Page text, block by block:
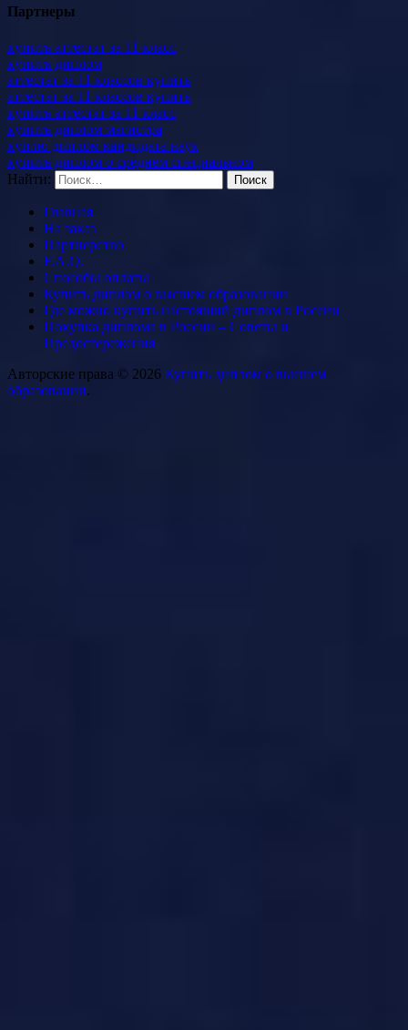
Партнеры
купить аттестат за 11 класс
купить диплом
аттестат за 11 классов купить
аттестат за 11 классов купить
купить аттестат за 11 класс
купить диплом магистра
куплю диплом кандидата наук
купить диплом о среднем специальном
Найти:
Главная
На заказ
Партнерство
F.A.Q.
Способы оплаты
Купить диплом о высшем образовании
Где можно купить настоящий диплом в России
Покупка диплома в России – Советы и
Предостережения
Авторские права © 2026 Купить диплом о высшем
образовании.